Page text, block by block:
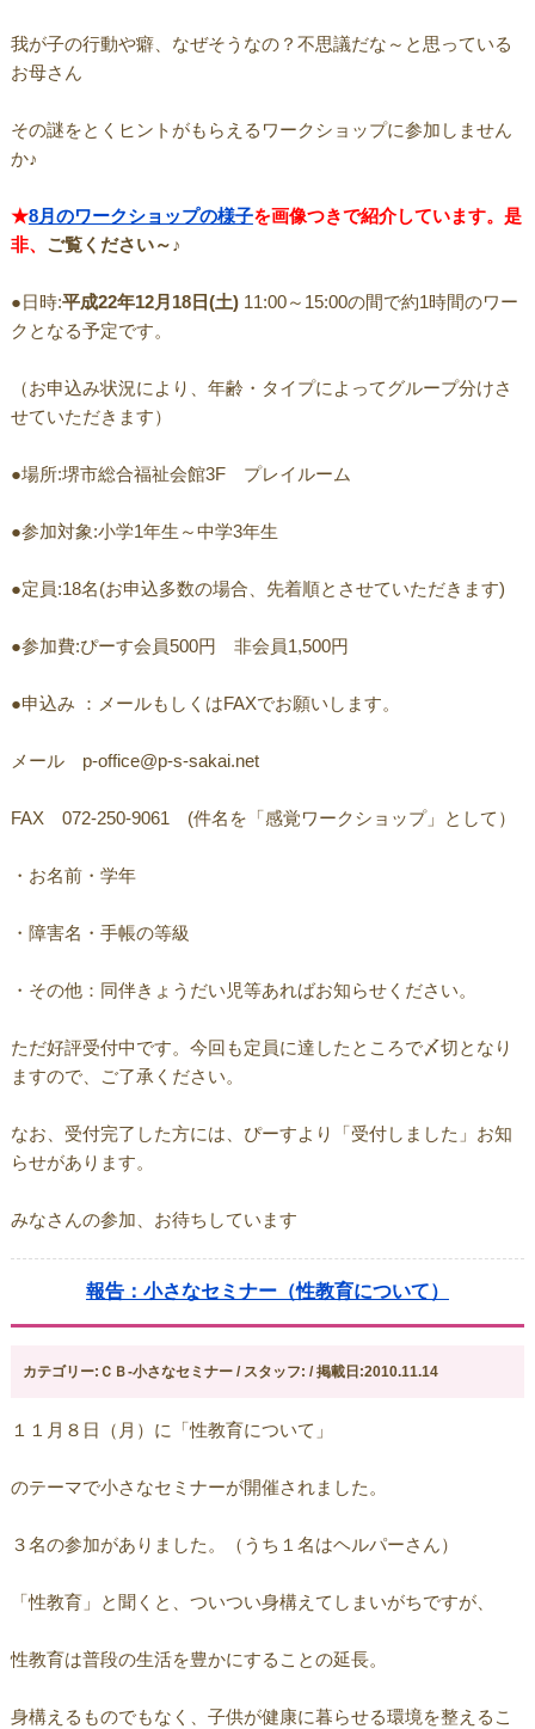
我が子の行動や癖、なぜそうなの？不思議だな～と思っている
お母さん
その謎をとくヒントがもらえるワークショップに参加しません
か♪
★8月のワークショップの様子を画像つきで紹介しています。是
非、 ご覧ください～♪
●日時:平成22年12月18日(土)11:00～15:00の間で約1時間のワー
クとなる予定です。
（お申込み状況により、年齢・タイプによってグループ分けさ
せていただきます）
●場所:堺市総合福祉会館3F プレイルーム
●参加対象:小学1年生～中学3年生
●定員:18名(お申込多数の場合、先着順とさせていただきます)
●参加費:ぴーす会員500円 非会員1,500円
●申込み ：メールもしくはFAXでお願いします。
メール p-office@p-s-sakai.net
FAX 072-250-9061 (件名を「感覚ワークショップ」として）
・お名前・学年
・障害名・手帳の等級
・その他：同伴きょうだい児等あればお知らせください。
ただ好評受付中です。今回も定員に達したところで〆切となり
ますので、ご了承ください。
なお、受付完了した方には、ぴーすより「受付しました」お知
らせがあります。
みなさんの参加、お待ちしています
報告：小さなセミナー（性教育について）
カテゴリー:ＣＢ-小さなセミナー / スタッフ: / 掲載日:2010.11.14
１１月８日（月）に「性教育について」
のテーマで小さなセミナーが開催されました。
３名の参加がありました。（うち１名はヘルパーさん）
「性教育」と聞くと、ついつい身構えてしまいがちですが、
性教育は普段の生活を豊かにすることの延長。
身構えるものでもなく、子供が健康に暮らせる環境を整えるこ